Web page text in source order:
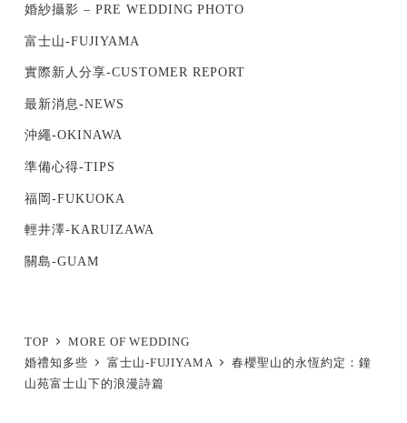
婚紗攝影 – PRE WEDDING PHOTO
富士山-FUJIYAMA
實際新人分享-CUSTOMER REPORT
最新消息-NEWS
沖繩-OKINAWA
準備心得-TIPS
福岡-FUKUOKA
輕井澤-KARUIZAWA
關島-GUAM
TOP
MORE OF WEDDING
婚禮知多些
富士山-FUJIYAMA
春櫻聖山的永恆約定：鐘
山苑富士山下的浪漫詩篇